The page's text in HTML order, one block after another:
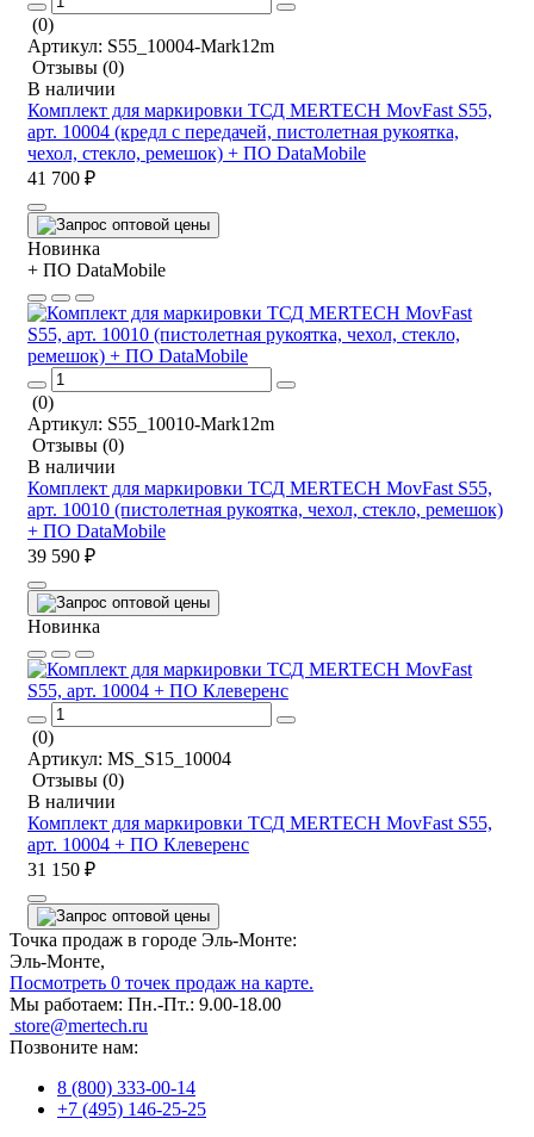
(0)
Артикул: S55_10004-Mark12m
Отзывы (0)
В наличии
Комплект для маркировки ТСД MERTECH MovFast S55,
арт. 10004 (кредл с передачей, пистолетная рукоятка,
чехол, стекло, ремешок) + ПО DataMobile
41 700 ₽
Новинка
+ ПО DataMobile
(0)
Артикул: S55_10010-Mark12m
Отзывы (0)
В наличии
Комплект для маркировки ТСД MERTECH MovFast S55,
арт. 10010 (пистолетная рукоятка, чехол, стекло, ремешок)
+ ПО DataMobile
39 590 ₽
Новинка
(0)
Артикул: MS_S15_10004
Отзывы (0)
В наличии
Комплект для маркировки ТСД MERTECH MovFast S55,
арт. 10004 + ПО Клеверенс
31 150 ₽
Точка продаж в городе Эль-Монте:
Эль-Монте,
Посмотреть 0 точек продаж на карте.
Мы работаем: Пн.-Пт.: 9.00-18.00
store@mertech.ru
Позвоните нам:
8 (800) 333-00-14
+7 (495) 146-25-25